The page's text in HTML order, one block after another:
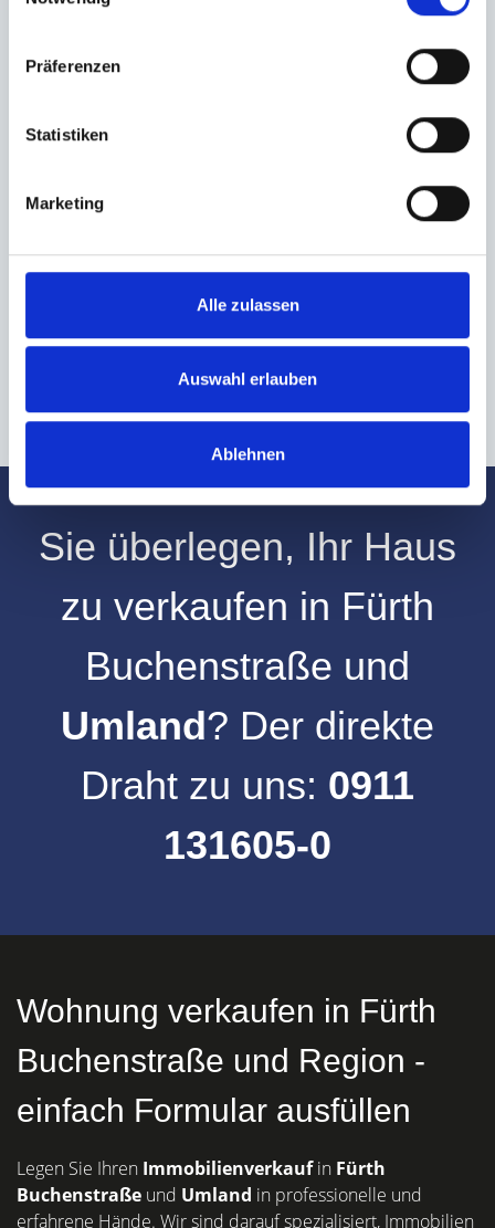
Präferenzen
Statistiken
Marketing
Alle zulassen
Auswahl erlauben
Ablehnen
Ich habe die
zur Kenntnis genommen. Ich stimme
zu, dass meine Angaben und Daten zur Beantwortung meiner Anfrage
Hinweis: Sie können Ihre Einwilligung jederzeit für die Zukunft per E-Mail
an info@hegerich-immobilien.de widerrufen. *
Absenden
Sie überlegen, Ihr Haus
zu verkaufen in Fürth
Buchenstraße und
Umland? Der direkte
Draht zu uns: 0911
131605-0
Wohnung verkaufen in Fürth
Buchenstraße und Region -
einfach Formular ausfüllen
Legen Sie Ihren Immobilienverkaufin Fürth
Buchenstraße und Umland in professionelle und
erfahrene Hände. Wir sind darauf spezialisiert, Immobilien